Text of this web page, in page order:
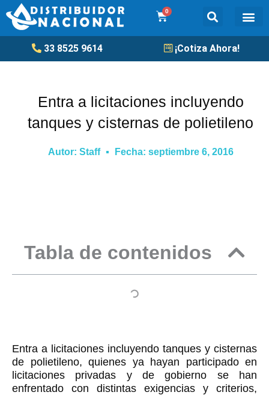
al
contenido
0
Cart
33 8525 9614 ¡Cotiza Ahora!
Entra a licitaciones incluyendo
tanques y cisternas de polietileno
Autor: Staff Fecha: septiembre 6, 2016
Tabla de contenidos
Entra a licitaciones incluyendo tanques y cisternas
de polietileno, quienes ya hayan participado en
licitaciones privadas y de gobierno se han
enfrentado con distintas exigencias y criterios,